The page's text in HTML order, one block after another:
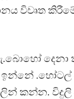
විවෘත
කන්න. විදුලි